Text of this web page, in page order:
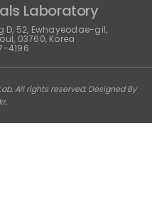
Laboratory
D, 52, Ewhayeodae-gil,
03760, Korea
4196
All rights reserved. Designed By
.